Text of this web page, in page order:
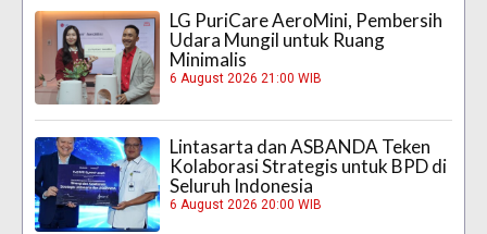
LG PuriCare AeroMini, Pembersih
Udara Mungil untuk Ruang
Minimalis
6 August 2026 21:00 WIB
Lintasarta dan ASBANDA Teken
Kolaborasi Strategis untuk BPD di
Seluruh Indonesia
6 August 2026 20:00 WIB